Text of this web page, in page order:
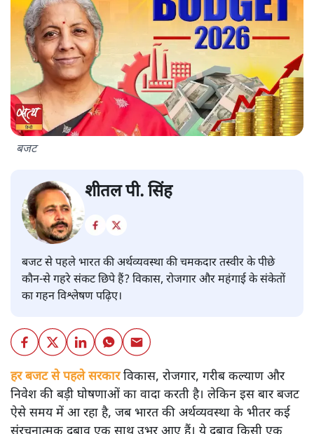
बजट
शीतल पी. सिंह
बजट से पहले भारत की अर्थव्यवस्था की चमकदार तस्वीर के पीछे
कौन-से गहरे संकट छिपे हैं? विकास, रोजगार और महंगाई के संकेतों
का गहन विश्लेषण पढ़िए।
हर बजट से पहले सरकारविकास, रोजगार, गरीब कल्याण और
निवेश की बड़ी घोषणाओं का वादा करती है। लेकिन इस बार बजट
ऐसे समय में आ रहा है, जब भारत की अर्थव्यवस्था के भीतर कई